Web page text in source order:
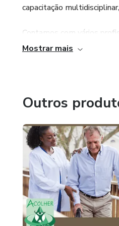
capacitação
Contamos com vários
nutrição, psicopedagogia,
Mostrar mais
Outros